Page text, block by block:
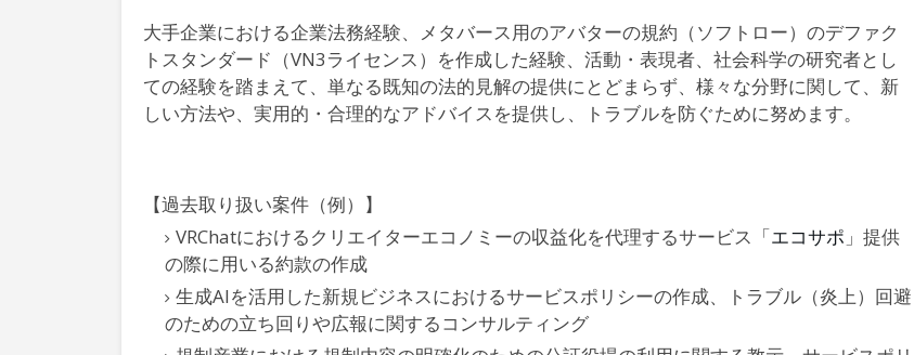
大手企業における企業法務経験、メタバース用のアバターの規約（ソフトロー）のデファク
トスタンダード（VN3ライセンス）を作成した経験、活動・表現者、社会科学の研究者とし
ての経験を踏まえて、単なる既知の法的見解の提供にとどまらず、様々な分野に関して、新
しい方法や、実用的・合理的なアドバイスを提供し、トラブルを防ぐために努めます。
【過去取り扱い案件（例）】
VRChatにおけるクリエイターエコノミーの収益化を代理するサービス「エコサポ 」提供
の際に用いる約款の作成
生成AIを活用した新規ビジネスにおけるサービスポリシーの作成、トラブル（炎上）回避
のための立ち回りや広報に関するコンサルティング